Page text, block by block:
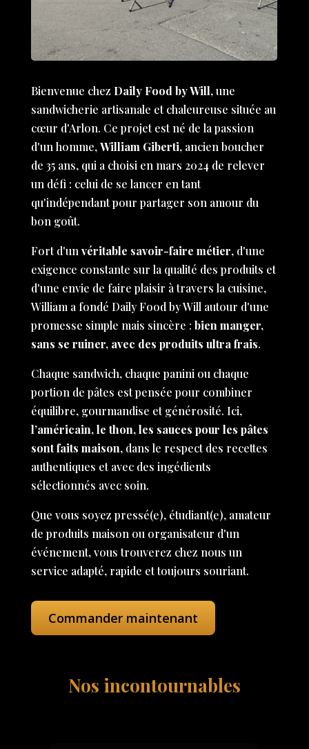
Bienvenue chez Daily Food by Will, une
sandwicherie artisanale et chaleureuse située au
cœur d'Arlon. Ce projet est né de la passion
d'un homme,William Giberti, ancien boucher
de 35 ans, qui a choisi en mars 2024 de relever
un défi : celui de se lancer en tant
qu'indépendant pour partager son amour du
bon goût.
Fort d'unvéritable savoir-faire métier, d'une
exigence constante sur la qualité des produits et
d'une envie de faire plaisir à travers la cuisine,
William a fondé Daily Food by Will autour d'une
promesse simple mais sincère : bien manger,
sans se ruiner, avec des produits ultra frais.
Chaque sandwich, chaque panini ou chaque
portion de pâtes est pensée pour combiner
équilibre, gourmandise et générosité. Ici,
l’américain, le thon, les sauces pour les pâtes
sont faits maison, dans le respect des recettes
authentiques et avec des ingédients
sélectionnés avec soin.
Que vous soyez pressé(e), étudiant(e), amateur
de produits maison ou organisateur d'un
événement, vous trouverez chez nous un
service adapté, rapide et toujours souriant.
Commander maintenant
Nos incontournables